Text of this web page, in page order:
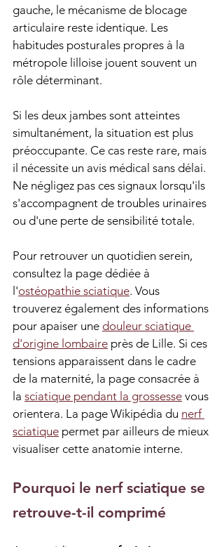
gauche, le mécanisme de blocage
articulaire reste identique. Les
habitudes posturales propres à la
métropole lilloise jouent souvent un
rôle déterminant.
Si les deux jambes sont atteintes
simultanément, la situation est plus
préoccupante. Ce cas reste rare, mais
il nécessite un avis médical sans délai.
Ne négligez pas ces signaux lorsqu'ils
s'accompagnent de troubles urinaires
ou d'une perte de sensibilité totale.
Pour retrouver un quotidien serein,
consultez la page dédiée à
l'ostéopathie sciatique. Vous
trouverez également des informations
pour apaiser une douleur sciatique
d'origine lombaire près de Lille. Si ces
tensions apparaissent dans le cadre
de la maternité, la page consacrée à
la sciatique pendant la grossesse vous
orientera. La page Wikipédia du nerf
sciatique permet par ailleurs de mieux
visualiser cette anatomie interne.
Pourquoi le nerf sciatique se
retrouve-t-il comprimé